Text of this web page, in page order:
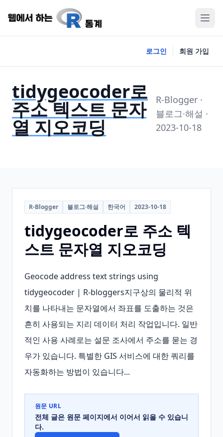
로그인 회원 가입
tidygeocoder로
주소 텍스트 문자
열 지오코딩
R-Blogger ·
블로그·해설 ·
2023-10-18
R-Blogger 블로그·해설 한국어 2023-10-18
tidygeocoder로 주소 텍
스트 문자열 지오코딩
Geocode address text strings using
tidygeocoder | R-bloggers지구상의 물리적 위
치를 나타내는 문자열에서 좌표를 도출하는 것은
흔히 사용되는 지리 데이터 처리 작업입니다. 일반
적인 사용 사례로는 설문 조사에서 주소를 묻는 경
우가 있습니다. 특별한 GIS 서비스에 대한 쿼리를
자동화하는 방법이 있습니다...
원문 URL
전체 글은 원문 페이지에서 이어서 읽을 수 있습니
다.